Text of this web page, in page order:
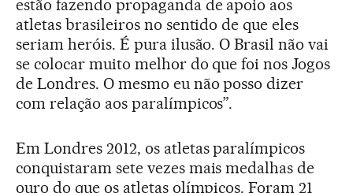
estão fazendo propaganda de apoio aos
atletas brasileiros no sentido de que eles
seriam heróis. É pura ilusão. O Brasil não vai
se colocar muito melhor do que foi nos Jogos
de Londres. O mesmo eu não posso dizer
com relação aos paralímpicos”.
Em Londres 2012, os atletas paralímpicos
conquistaram sete vezes mais medalhas de
ouro do que os atletas olímpicos. Foram 21